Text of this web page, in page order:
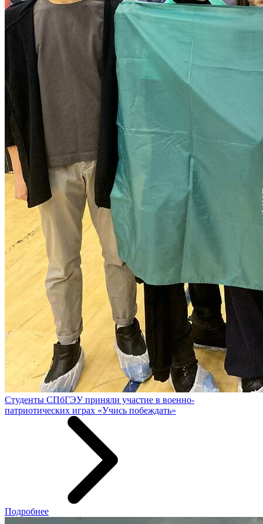
Студенты СПбГЭУ приняли участие в военно-
патриотических играх «Учись побеждать»
Подробнее